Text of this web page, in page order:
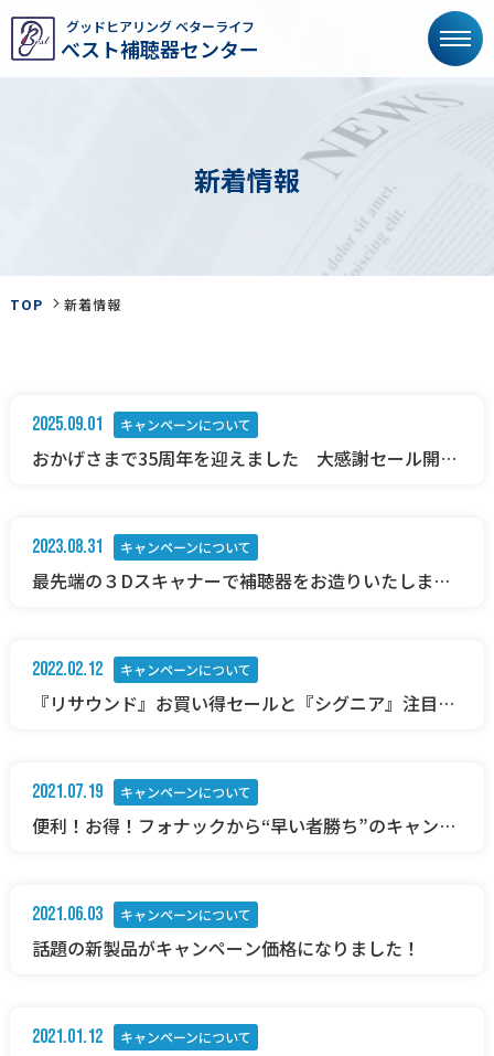
グッドヒアリング ベターライフ
べスト補聴器センター
新着情報
TOP 新着情報
2025.09.01 キャンペーンについて
おかげさまで35周年を迎えました 大感謝セール開催
2023.08.31 キャンペーンについて
最先端の３Dスキャナーで補聴器をお造りいたしま
2022.02.12 キャンペーンについて
『リサウンド』お買い得セールと『シグニア』注目の
2021.07.19 キャンペーンについて
便利！お得！フォナックから“早い者勝ち”のキャンペ
2021.06.03 キャンペーンについて
話題の新製品がキャンペーン価格になりました！
2021.01.12 キャンペーンについて